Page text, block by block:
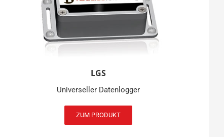
LGS
Universeller Datenlogger
ZUM PRODUKT